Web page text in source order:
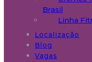
Brasil
Linha
Localização
Blog
Vagas